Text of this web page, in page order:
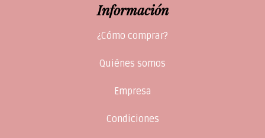
Información
¿Cómo comprar?
Quiénes somos
Empresa
Condiciones